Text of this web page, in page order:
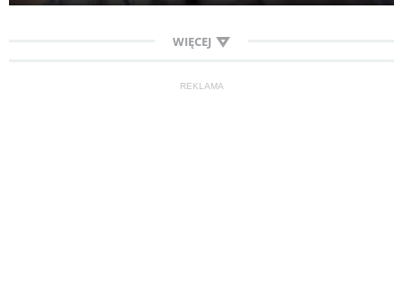
WIĘCEJ
REKLAMA